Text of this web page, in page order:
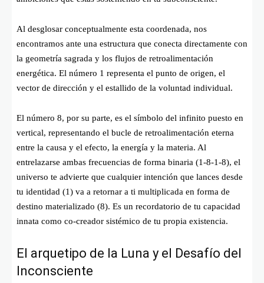
Al desglosar conceptualmente esta coordenada, nos
encontramos ante una estructura que conecta directamente con
la geometría sagrada y los flujos de retroalimentación
energética. El número 1 representa el punto de origen, el
vector de dirección y el estallido de la voluntad individual.
El número 8, por su parte, es el símbolo del infinito puesto en
vertical, representando el bucle de retroalimentación eterna
entre la causa y el efecto, la energía y la materia. Al
entrelazarse ambas frecuencias de forma binaria (1-8-1-8), el
universo te advierte que cualquier intención que lances desde
tu identidad (1) va a retornar a ti multiplicada en forma de
destino materializado (8). Es un recordatorio de tu capacidad
innata como co-creador sistémico de tu propia existencia.
El arquetipo de la Luna y el Desafío del
Inconsciente